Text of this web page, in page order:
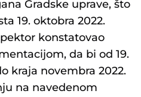
Gradske uprave, što
19. oktobra 2022.
konstatovao
da bi od 19.
kraja novembra 2022.
na navedenom